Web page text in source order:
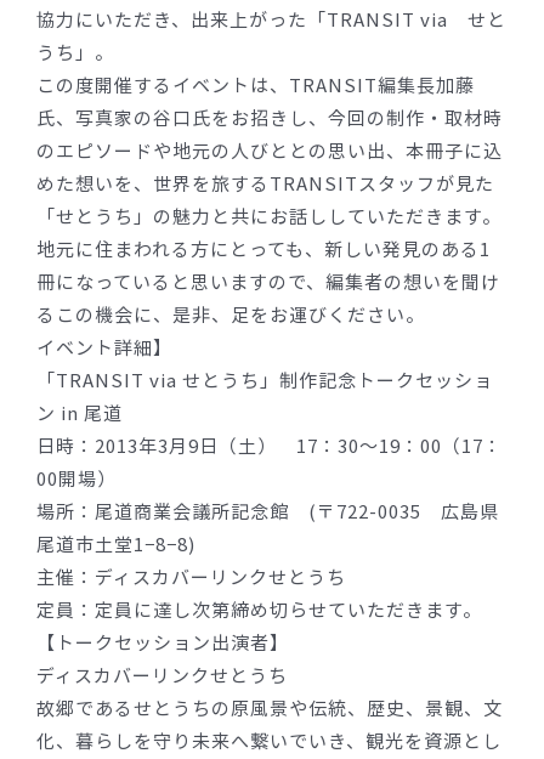
協力にいただき、出来上がった「TRANSIT via せと
うち」。
この度開催するイベントは、TRANSIT編集長加藤
氏、写真家の谷口氏をお招きし、今回の制作・取材時
のエピソードや地元の人びととの思い出、本冊子に込
めた想いを、世界を旅するTRANSITスタッフが見た
「せとうち」の魅力と共にお話ししていただきます。
地元に住まわれる方にとっても、新しい発見のある1
冊になっていると思いますので、編集者の想いを聞け
るこの機会に、是非、足をお運びください。
イベント詳細】
「TRANSIT via せとうち」制作記念トークセッショ
ン in 尾道
日時：2013年3月9日（土） 17：30〜19：00（17：
00開場）
場所：尾道商業会議所記念館 (〒722-0035 広島県
尾道市土堂1−8−8)
主催：ディスカバーリンクせとうち
定員：定員に達し次第締め切らせていただきます。
【トークセッション出演者】
ディスカバーリンクせとうち
故郷であるせとうちの原風景や伝統、歴史、景観、文
化、暮らしを守り未来へ繋いでいき、観光を資源とし